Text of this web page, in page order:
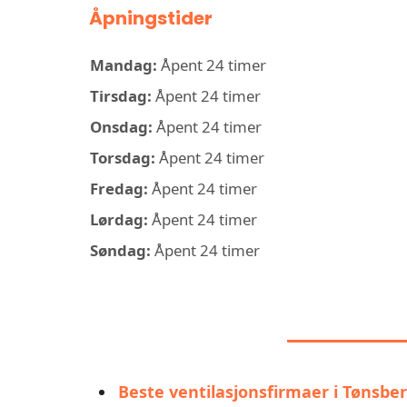
Åpningstider
Mandag: Åpent 24 timer
Tirsdag: Åpent 24 timer
Onsdag: Åpent 24 timer
Torsdag: Åpent 24 timer
Fredag: Åpent 24 timer
Lørdag: Åpent 24 timer
Søndag: Åpent 24 timer
Beste ventilasjonsfirmaer i